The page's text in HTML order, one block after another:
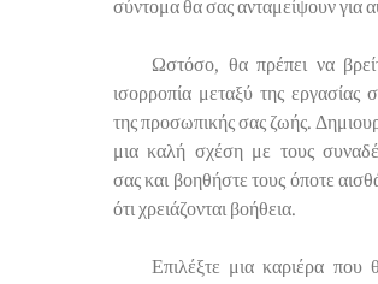
σύντομα θα σας ανταμείψουν για
Ωστόσο, θα πρέπει να
ισορροπία μεταξύ της εργασίας
της προσωπικής σας ζωής.
μια καλή σχέση με τους
σας και βοηθήστε τους όποτε
ότι χρειάζονται βοήθεια.
Επιλέξτε μια καριέρα που